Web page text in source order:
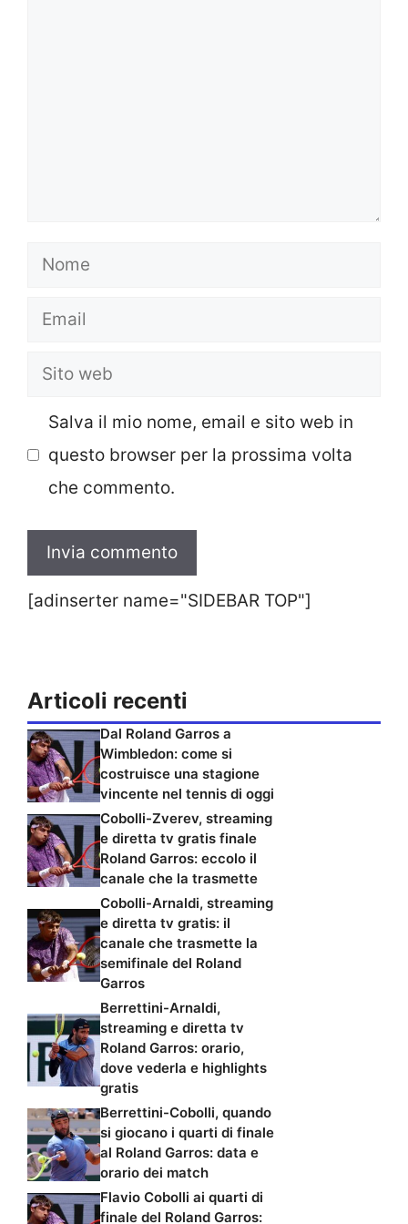
Nome
Email
Sito
Salva il mio nome, email e sito web in
questo browser per la prossima volta
che commento.
[adinserter name="SIDEBAR TOP"]
Articoli recenti
Dal Roland Garros a
Wimbledon: come si
costruisce una stagione
vincente nel tennis di oggi
Cobolli-Zverev, streaming
e diretta tv gratis finale
Roland Garros: eccolo il
canale che la trasmette
Cobolli-Arnaldi, streaming
e diretta tv gratis: il
canale che trasmette la
semifinale del Roland
Garros
Berrettini-Arnaldi,
streaming e diretta tv
Roland Garros: orario,
dove vederla e highlights
gratis
Berrettini-Cobolli, quando
si giocano i quarti di finale
al Roland Garros: data e
orario dei match
Flavio Cobolli ai quarti di
finale del Roland Garros: